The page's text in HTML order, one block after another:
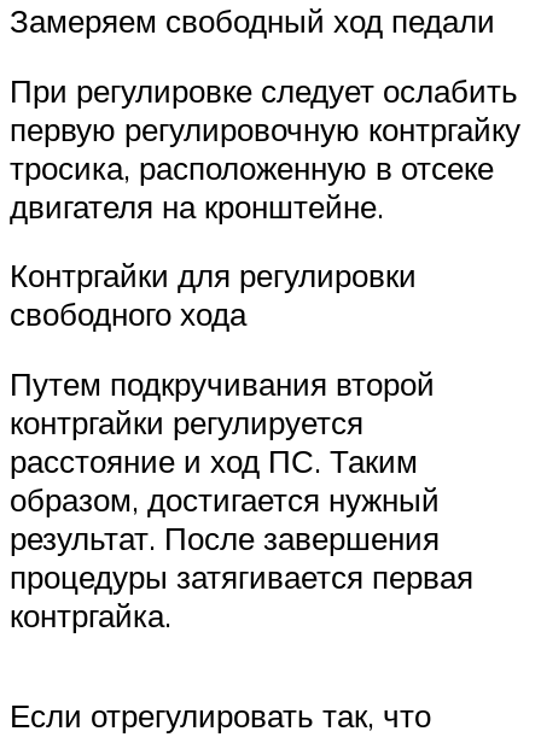
Замеряем свободный ход педали
При регулировке следует ослабить
первую регулировочную контргайку
тросика, расположенную в отсеке
двигателя на кронштейне.
Контргайки для регулировки
свободного хода
Путем подкручивания второй
контргайки регулируется
расстояние и ход ПС. Таким
образом, достигается нужный
результат. После завершения
процедуры затягивается первая
контргайка.
Если отрегулировать так, что